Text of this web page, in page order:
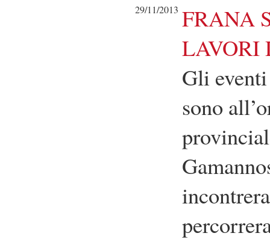
29/11/2013 FRANA
LAVORI
Gli
sono